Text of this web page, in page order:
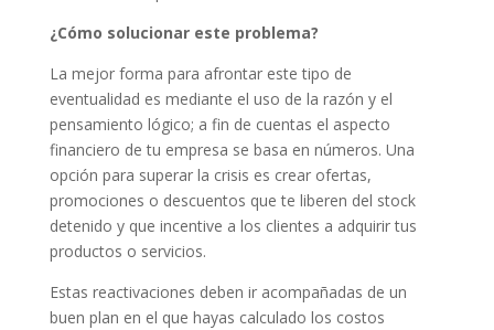
¿Cómo solucionar este problema?
La mejor forma para afrontar este tipo de
eventualidad es mediante el uso de la razón y el
pensamiento lógico; a fin de cuentas el aspecto
financiero de tu empresa se basa en números. Una
opción para superar la crisis es crear ofertas,
promociones o descuentos que te liberen del stock
detenido y que incentive a los clientes a adquirir tus
productos o servicios.
Estas reactivaciones deben ir acompañadas de un
buen plan en el que hayas calculado los costos